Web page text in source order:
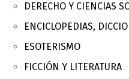
DERECHO Y CIENCIAS
ENCICLOPEDIAS,
ESOTERISMO
FICCIÓN Y LITERATURA